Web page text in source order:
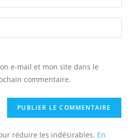
e-mail et mon site dans le
commentaire.
réduire les indésirables. En